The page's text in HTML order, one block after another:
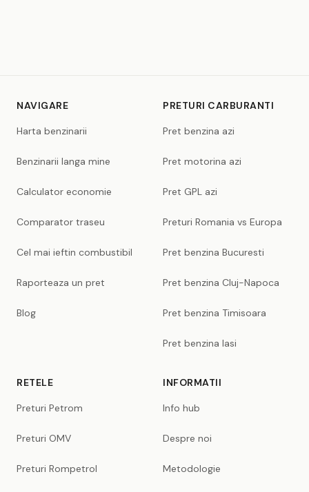
NAVIGARE
Harta benzinarii
Benzinarii langa mine
Calculator economie
Comparator traseu
Cel mai ieftin combustibil
Raporteaza un pret
Blog
PRETURI CARBURANTI
Pret benzina azi
Pret motorina azi
Pret GPL azi
Preturi Romania vs Europa
Pret benzina Bucuresti
Pret benzina Cluj-Napoca
Pret benzina Timisoara
Pret benzina Iasi
RETELE
Preturi Petrom
Preturi OMV
Preturi Rompetrol
INFORMATII
Info hub
Despre noi
Metodologie